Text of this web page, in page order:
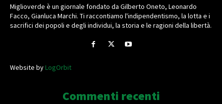
Miglioverde è un giornale fondato da Gilberto Oneto, Leonardo
Facco, Gianluca Marchi. Ti raccontiamo l'indipendentismo, la lotta e i
sacrifici dei popoli e degli individui, la storia e le ragioni della libertà.
Website byLogOrbit
Commenti recenti